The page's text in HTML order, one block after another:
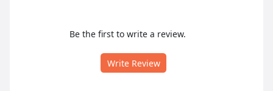
Be the first to write a review.
Write Review